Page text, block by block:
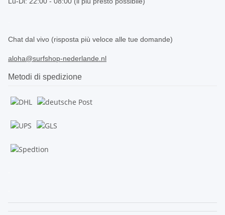
Chat dal vivo (risposta più veloce alle tue domande)
aloha@surfshop-nederlande.nl
Metodi di spedizione